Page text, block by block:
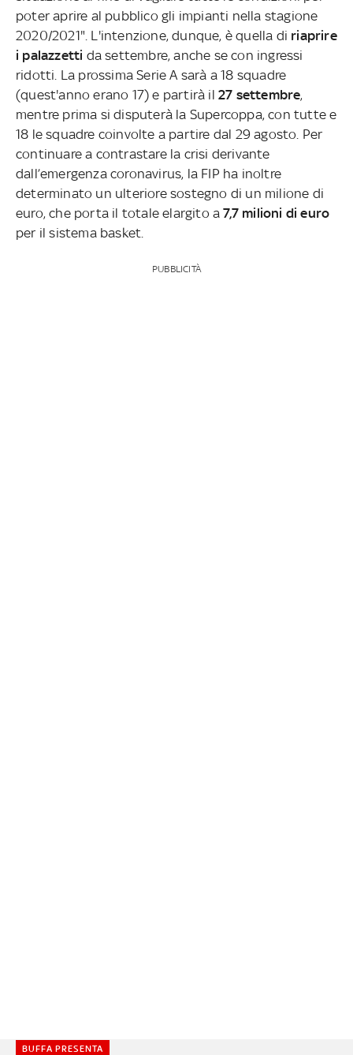
poter aprire al pubblico gli impianti nella stagione
2020/2021". L'intenzione, dunque, è quella di riaprire
i palazzetti da settembre, anche se con ingressi
ridotti. La prossima Serie A sarà a 18 squadre
(quest'anno erano 17) e partirà il 27 settembre,
mentre prima si disputerà la Supercoppa, con tutte e
18 le squadre coinvolte a partire dal 29 agosto. Per
continuare a contrastare la crisi derivante
dall’emergenza coronavirus, la FIP ha inoltre
determinato un ulteriore sostegno di un milione di
euro, che porta il totale elargito a7,7 milioni di euro
per il sistema basket.
PUBBLICITÀ
BUFFA PRESENTA